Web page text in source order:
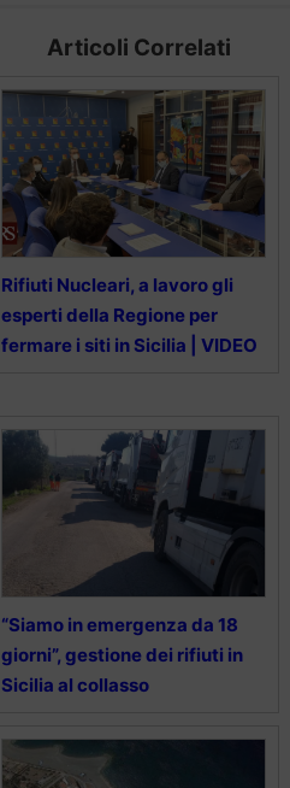
Articoli Correlati
Rifiuti Nucleari, a lavoro gli
esperti della Regione per
fermare i siti in Sicilia | VIDEO
“Siamo in emergenza da 18
giorni”, gestione dei rifiuti in
Sicilia al collasso